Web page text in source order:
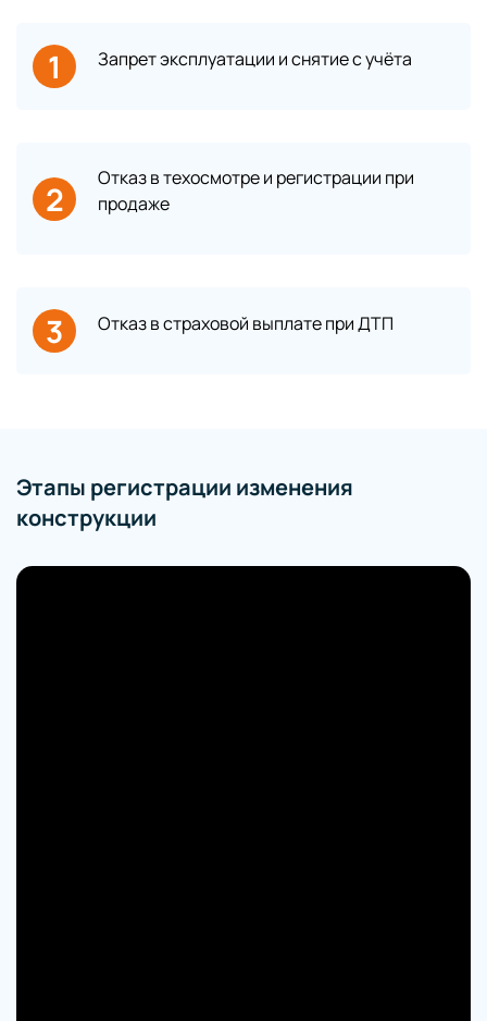
1 Запрет эксплуатации и снятие с учёта
2
Отказ в техосмотре и регистрации при
продаже
3 Отказ в страховой выплате при ДТП
Этапы регистрации изменения
конструкции